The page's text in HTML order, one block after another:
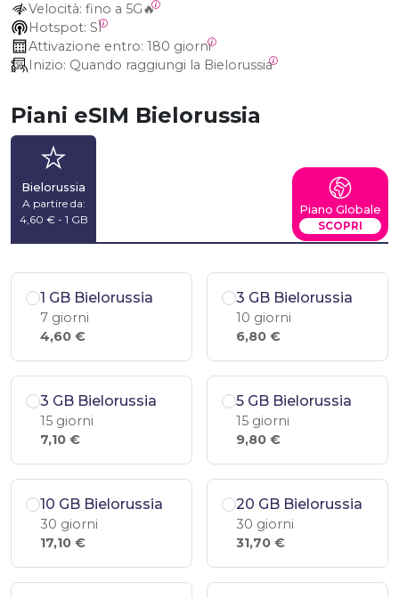
Velocità: fino a 5G🔥
Hotspot: SÌ
Attivazione entro: 180 giorni
Inizio: Quando raggiungi la Bielorussia
Piani eSIM Bielorussia
Bielorussia
A partire da:
4,60 € - 1 GB
Piano Globale
SCOPRI
1 GB Bielorussia
7 giorni
4,60 €
3 GB Bielorussia
10 giorni
6,80 €
3 GB Bielorussia
15 giorni
7,10 €
5 GB Bielorussia
15 giorni
9,80 €
10 GB Bielorussia
30 giorni
17,10 €
20 GB Bielorussia
30 giorni
31,70 €